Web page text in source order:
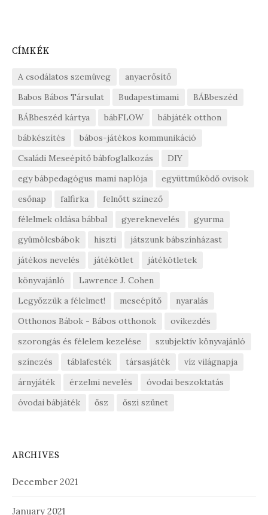
CÍMKÉK
A csodálatos szemüveg
anyaerősítő
Babos Bábos Társulat
Budapestimami
BÁBbeszéd
BÁBbeszéd kártya
bábFLOW
bábjáték otthon
bábkészítés
bábos-játékos kommunikáció
Családi Meseépítő bábfoglalkozás
DIY
egy bábpedagógus mami naplója
együttműködő ovisok
esőnap
falfirka
felnőtt színező
félelmek oldása bábbal
gyereknevelés
gyurma
gyümölcsbábok
hiszti
játszunk bábszínházast
játékos nevelés
játékötlet
játékötletek
könyvajánló
Lawrence J. Cohen
Legyőzzük a félelmet!
meseépítő
nyaralás
Otthonos Bábok - Bábos otthonok
ovikezdés
szorongás és félelem kezelése
szubjektív könyvajánló
színezés
táblafesték társasjáték
víz világnapja
árnyjáték
érzelmi nevelés
óvodai beszoktatás
óvodai bábjáték
ősz őszi szünet
ARCHIVES
December 2021
January 2021